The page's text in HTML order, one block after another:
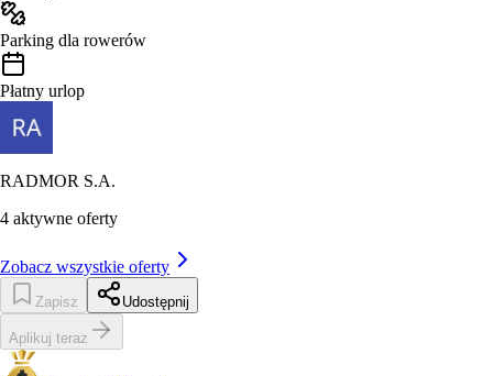
Parking dla rowerów
Płatny urlop
RADMOR S.A.
4 aktywne oferty
Zobacz wszystkie oferty
Zapisz Udostępnij
Aplikuj teraz